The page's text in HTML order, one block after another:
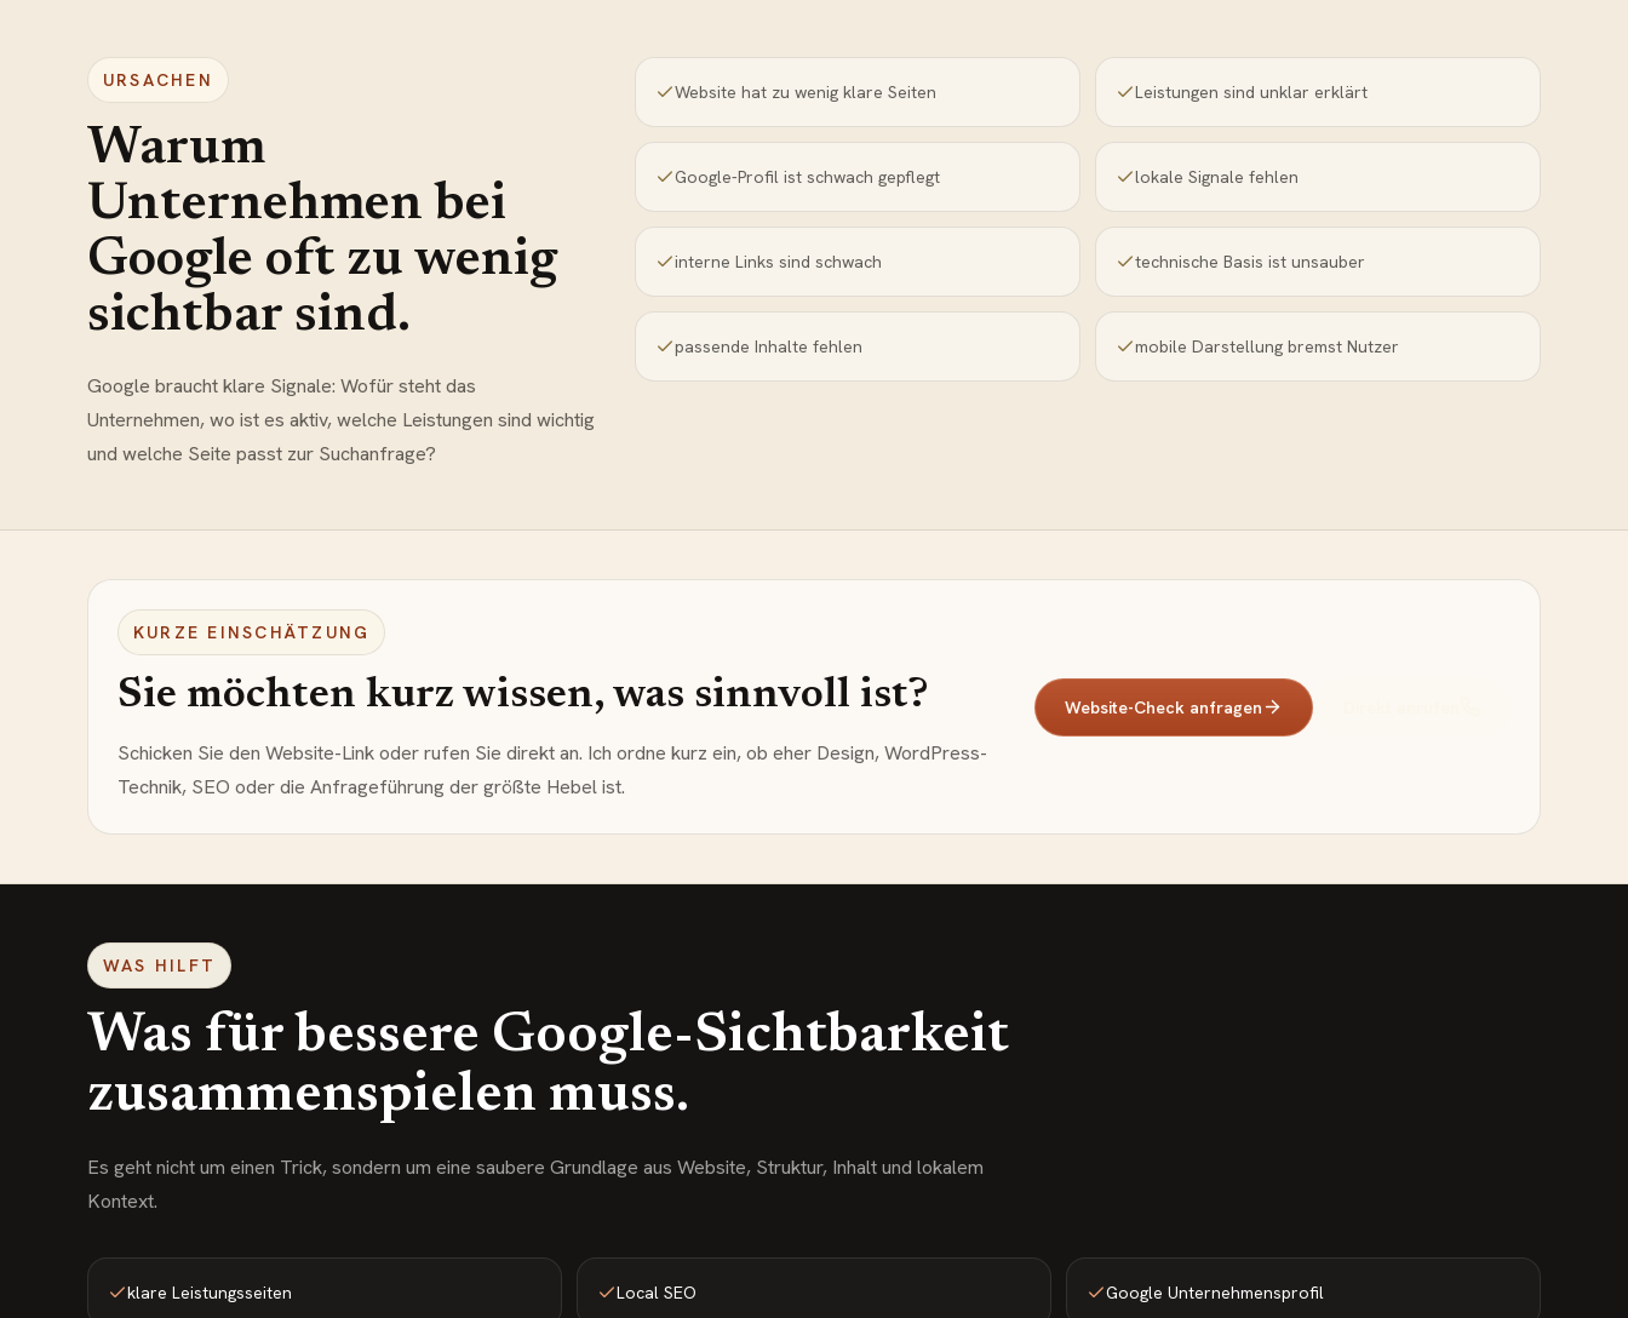
URSACHEN
Warum
Unternehmen bei
Google oft zu wenig
sichtbar sind.
Google braucht klare Signale: Wofür steht das
Unternehmen, wo ist es aktiv, welche Leistungen sind wichtig
und welche Seite passt zur Suchanfrage?
Website hat zu wenig klare Seiten Leistungen sind unklar erklärt
Google-Profil ist schwach gepflegt lokale Signale fehlen
interne Links sind schwach technische Basis ist unsauber
passende Inhalte fehlen mobile Darstellung bremst Nutzer
KURZE EINSCHÄTZUNG
Sie möchten kurz wissen, was sinnvoll ist?
Schicken Sie den Website-Link oder rufen Sie direkt an. Ich ordne kurz ein, ob eher Design, WordPress-
Technik, SEO oder die Anfrageführung der größte Hebel ist.
Website-Check anfragen
WAS HILFT
Was für bessere Google-Sichtbarkeit
zusammenspielen muss.
Es geht nicht um einen Trick, sondern um eine saubere Grundlage aus Website, Struktur, Inhalt und lokalem
Kontext.
klare Leistungsseiten Local SEO Google Unternehmensprofil